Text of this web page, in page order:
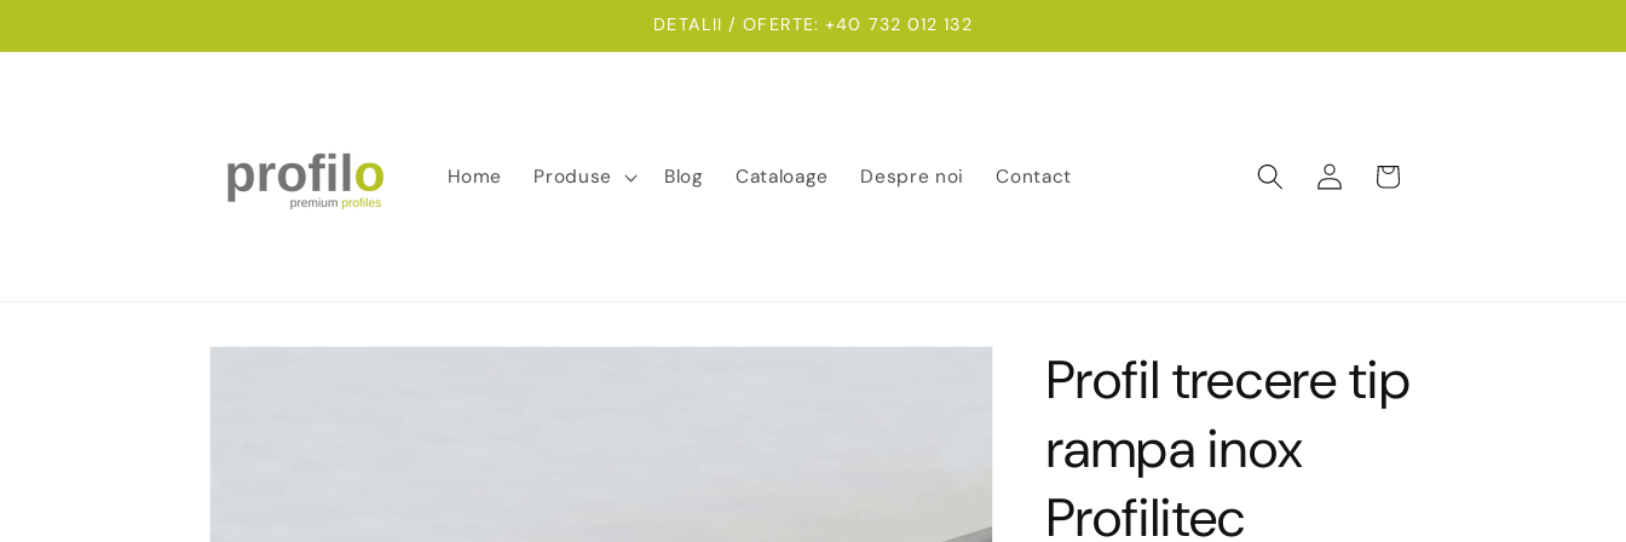
DETALII / OFERTE: +40 732 012 132
Home Produse Blog Cataloage Despre noi Contact
Conectați-
vă
Coș
Salt la
Profil trecere tip
rampa inox
Profilitec